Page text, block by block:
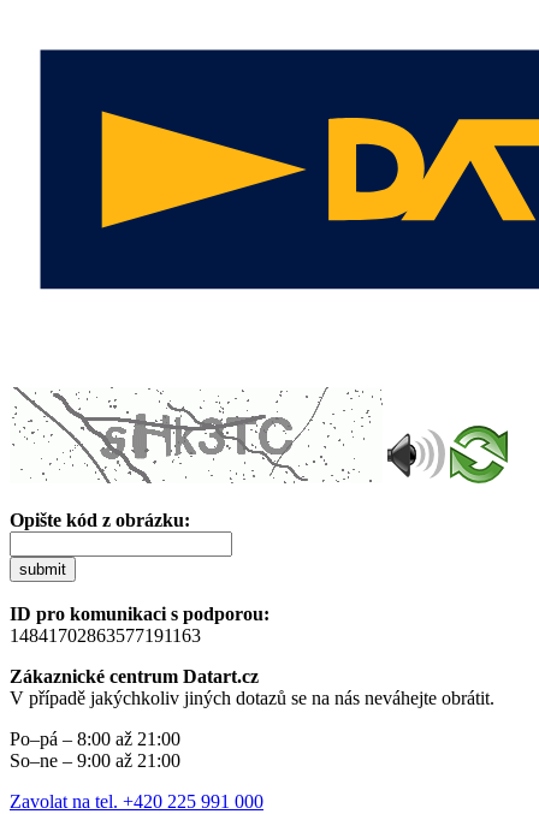
Opište kód z obrázku:
submit
ID pro komunikaci s podporou:
14841702863577191163
Zákaznické centrum Datart.cz
V případě jakýchkoliv jiných dotazů se na nás neváhejte obrátit.
Po–pá – 8:00 až 21:00
So–ne – 9:00 až 21:00
Zavolat na tel. +420 225 991 000